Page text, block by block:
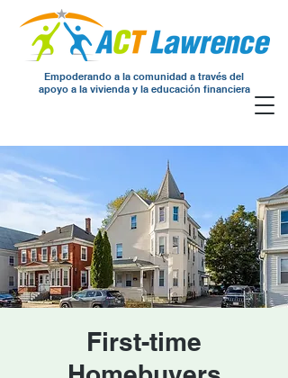
Empoderando a la comunidad a través del
apoyo a la vivienda y la educación financiera
First-time